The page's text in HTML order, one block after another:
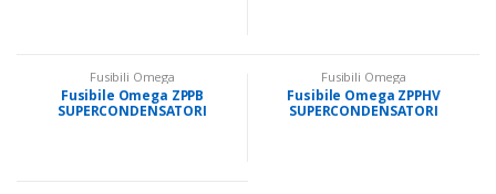
Fusibili Omega
Fusibile Omega ZPPB
SUPERCONDENSATORI
Fusibili Omega
Fusibile Omega ZPPHV
SUPERCONDENSATORI